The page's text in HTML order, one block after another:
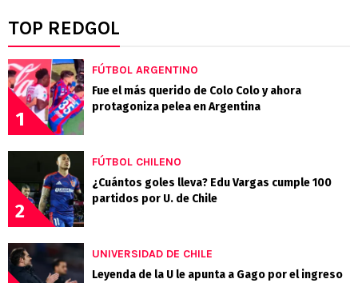
TOP REDGOL
1
FÚTBOL ARGENTINO
Fue el más querido de Colo Colo y ahora
protagoniza pelea en Argentina
2
FÚTBOL CHILENO
¿Cuántos goles lleva? Edu Vargas cumple 100
partidos por U. de Chile
UNIVERSIDAD DE CHILE
Leyenda de la U le apunta a Gago por el ingreso